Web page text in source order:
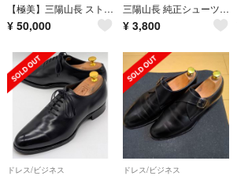
【極美】三陽山長 ストレートチップ 友之介 7.5【送料無料】
¥ 50,000
三陽山長 純正シューツリー 旧タイプ26cm〜27cm
¥ 3,800
ドレス/ビジネス ドレス/ビジネス